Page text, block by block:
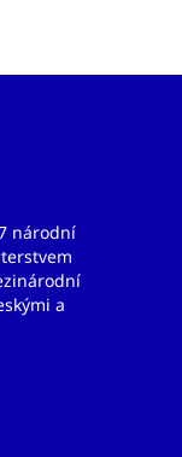
národní
a